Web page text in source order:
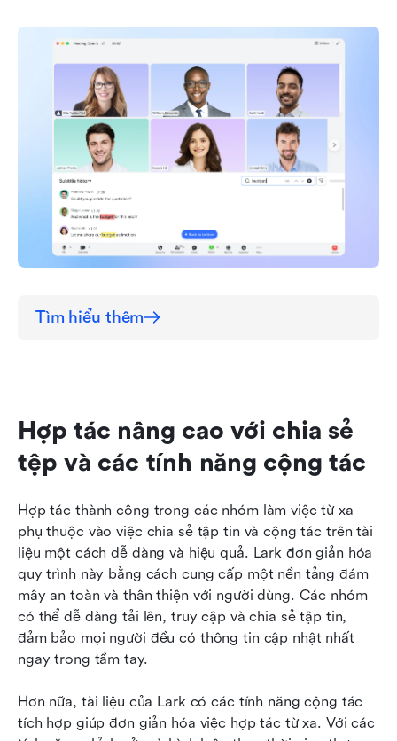
Tìm hiểu thêm
Hợp tác nâng cao với chia sẻ
tệp và các tính năng cộng tác
Hợp tác thành công trong các nhóm làm việc từ xa
phụ thuộc vào việc chia sẻ tập tin và cộng tác trên tài
liệu một cách dễ dàng và hiệu quả. Lark đơn giản hóa
quy trình này bằng cách cung cấp một nền tảng đám
mây an toàn và thân thiện với người dùng. Các nhóm
có thể dễ dàng tải lên, truy cập và chia sẻ tập tin,
đảm bảo mọi người đều có thông tin cập nhật nhất
ngay trong tầm tay.
Hơn nữa, tài liệu của Lark có các tính năng cộng tác
tích hợp giúp đơn giản hóa việc hợp tác từ xa. Với các